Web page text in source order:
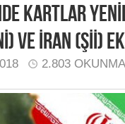
KARTLAR
VE İRAN (Şİİ)
2.803 OKUNMA